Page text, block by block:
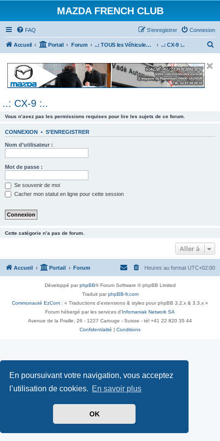
En poursuivant votre navigation, vous acceptez
l’utilisation de cookies. En savoir plus
OK
MAZDA FRENCH CLUB
FAQ Connexion
S’enregistrer
Accueil Portail Forum ..: TOUS les Véhicules MAZDA :.. ..: CX-9 :..
e
..: CX-9 :..
Vous n’avez pas les permissions requises pour lire les sujets de ce forum.
CONNEXION • S’ENREGISTRER
Nom d’utilisateur :
Mot de passe :
Se souvenir de moi
Cacher mon statut en ligne pour cette session
Cette catégorie n’a pas de forum.
Aller à
Accueil Portail Forum Heures au format UTC+02:00
Développé parphpBB® Forum Software © phpBB Limited
Traduit parphpBB-fr.com
Communauté EzCom : « Traductions d'extensions & styles pour phpBB 3.2.x & 3.3.x »
Forum hébergé par les services d’ Infomaniak Network SA
Avenue de la Praille, 26 - 1227 Carouge - Suisse - tél +41 22 820 35 44
Confidentialité
Conditions